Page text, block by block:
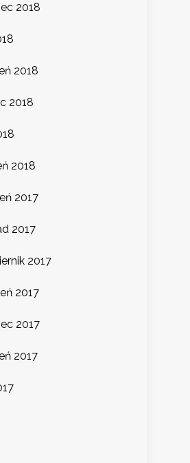
2018
2018
2018
2018
2017
2017
2017
2017
2017
2017